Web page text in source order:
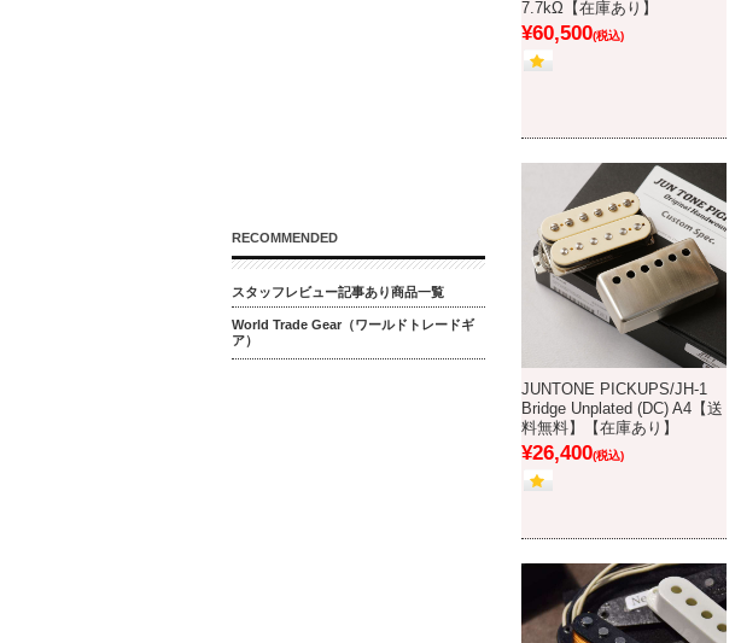
7.7kΩ【在庫あり】
¥60,500(税込)
JUNTONE PICKUPS/JH-1
Bridge Unplated (DC) A4【送
料無料】【在庫あり】
¥26,400(税込)
RECOMMENDED
スタッフレビュー記事あり商品一覧
World Trade Gear（ワールドトレードギ
ア）